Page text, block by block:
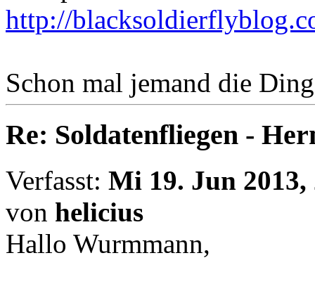
http://
Schon mal jemand die
Re: Soldatenfliegen -
Verfasst: Mi 19. Jun 2013,
von helicius
Hallo Wurmmann,